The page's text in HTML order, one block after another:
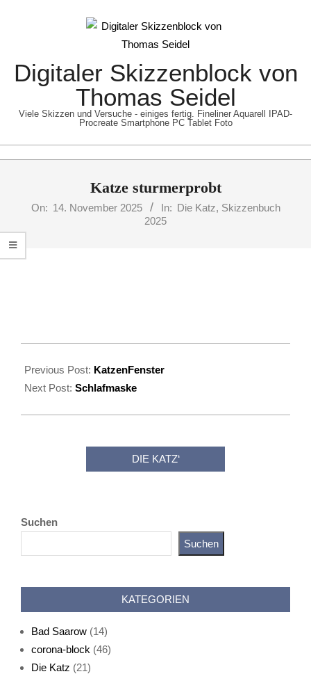
Digitaler Skizzenblock von
Thomas Seidel
Viele Skizzen und Versuche - einiges fertig. Fineliner Aquarell IPAD-
Procreate Smartphone PC Tablet Foto
Katze sturmerprobt
On: 14. November 2025 In: Die Katz, Skizzenbuch
2025
11-
14
Previous Post: KatzenFenster
Next Post: Schlafmaske
DIE KATZ‘
Suchen
Suchen
KATEGORIEN
Bad Saarow (14)
corona-block (46)
Die Katz (21)